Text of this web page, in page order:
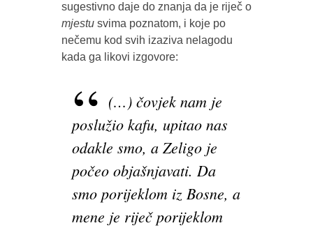
sugestivno daje do znanja da je riječ o
mjestusvima poznatom, i koje po
nečemu kod svih izaziva nelagodu
kada ga likovi izgovore:
(…) čovjek nam je
poslužio kafu, upitao nas
odakle smo, a Zeligo je
počeo objašnjavati. Da
smo porijeklom iz Bosne, a
mene je riječ porijeklom